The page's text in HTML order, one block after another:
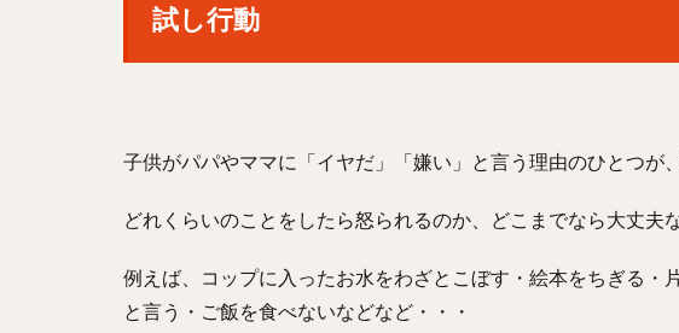
試し行動
子供がパパやママに「イヤだ」「嫌い」と言う理由のひとつが、
どれくらいのことをしたら怒られるのか、どこまでなら大丈夫
例えば、コップに入ったお水をわざとこぼす・絵本をちぎる・
と言う・ご飯を食べないなどなど・・・